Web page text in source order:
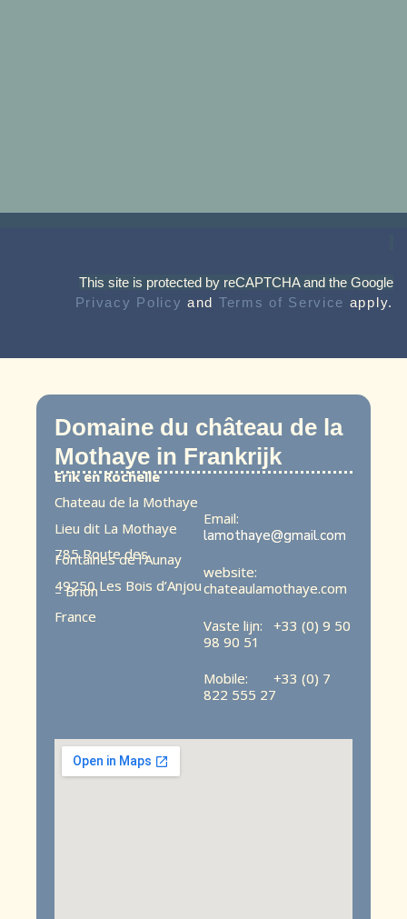
This site is protected by reCAPTCHA and the Google
Privacy Policy and Terms of Service apply.
Domaine du château de la
Mothaye in Frankrijk
Erik en Rochelle
Chateau de la Mothaye
Lieu dit La Mothaye
785 Route des
Fontaines de l’Aunay
49250 Les Bois d’Anjou
– Brion
France
Email:
lamothaye@gmail.com
website:
chateaulamothaye.com
Vaste lijn: +33 (0) 9 50
98 90 51
Mobile: +33 (0) 7
822 555 27